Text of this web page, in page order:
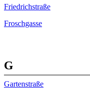
Friedrichstraße
Froschgasse
G
Gartenstraße